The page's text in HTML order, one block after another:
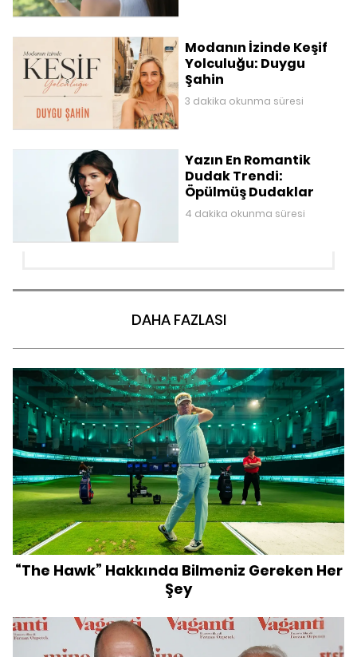
Modanın İzinde Keşif
Yolculuğu: Duygu
Şahin
3 dakika okunma süresi
Yazın En Romantik
Dudak Trendi:
Öpülmüş Dudaklar
4 dakika okunma süresi
DAHA FAZLASI
“The Hawk” Hakkında Bilmeniz Gereken Her
Şey